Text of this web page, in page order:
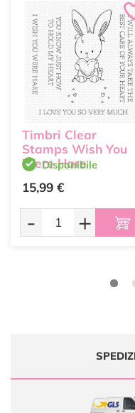
Timbri Clear
Stamps Wish You
Were Hare
Disponibile
15,99 €
- +